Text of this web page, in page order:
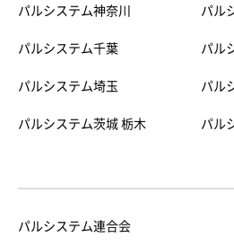
パルシステム神奈川
パルシステム千葉
パルシステム埼玉
パルシステム茨城 栃木
パル
パル
パル
パル
パルシステム連合会